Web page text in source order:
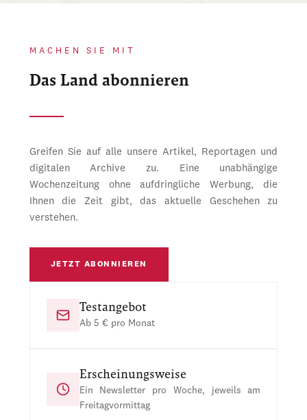
MACHEN SIE MIT
Das Land abonnieren
Greifen Sie auf alle unsere Artikel, Reportagen und
digitalen Archive zu. Eine unabhängige
Wochenzeitung ohne aufdringliche Werbung, die
Ihnen die Zeit gibt, das aktuelle Geschehen zu
verstehen.
JETZT ABONNIEREN
Testangebot
Ab 5 € pro Monat
Erscheinungsweise
Ein Newsletter pro Woche, jeweils am
Freitagvormittag